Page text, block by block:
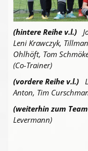
(hintere Reihe v.l.)
Leni Krawczyk,
Ohlhöft, Tom
(Co-Trainer)
(vordere Reihe v.l.)
Anton, Tim
(weiterhin zum
Levermann)